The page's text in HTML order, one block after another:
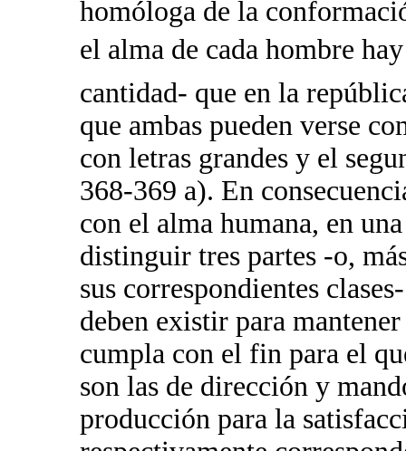
homóloga de la
el alma de cada hombre
cantidad- que en la
que ambas pueden verse
con letras grandes y el
368-369 a). En
con el alma humana, en
distinguir tres partes -o,
sus correspondientes
deben existir para
cumpla con el fin para el
son las de dirección y
producción para la